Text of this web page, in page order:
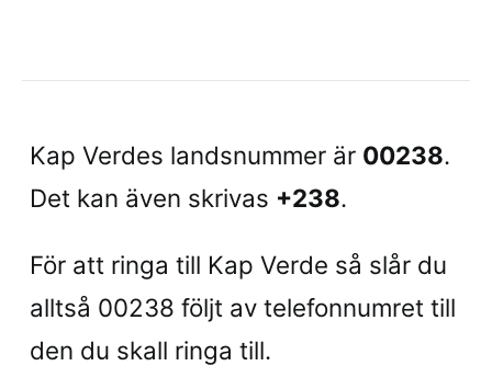
Kap Verdes landsnummer är 00238.
Det kan även skrivas +238.
För att ringa till Kap Verde så slår du
alltså 00238 följt av telefonnumret till
den du skall ringa till.